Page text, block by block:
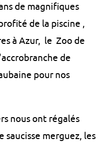
de magnifiques
de la piscine ,
à Azur, le Zoo de
de
pour nos
nous ont régalés
merguez, les